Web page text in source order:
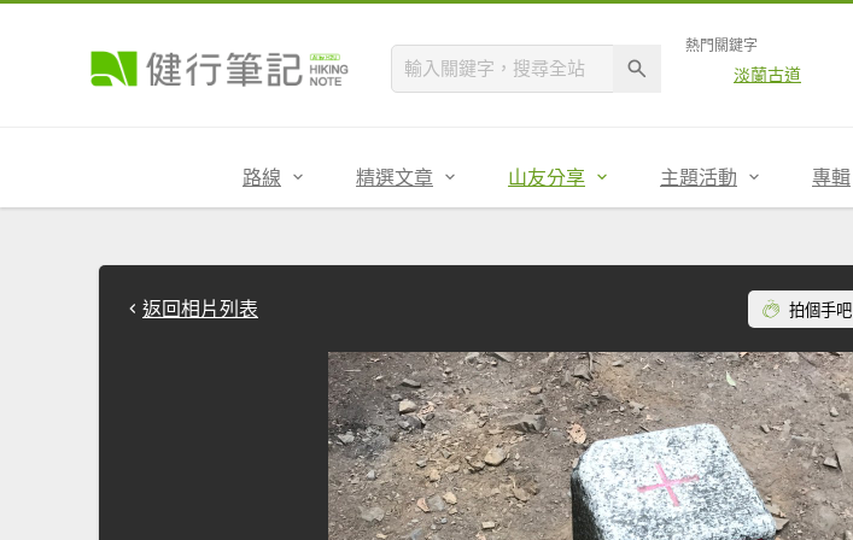
熱門關鍵字
淡蘭古道
路線 精選文章 山友分享 主題活動 專輯
返回相片列表 拍個手吧